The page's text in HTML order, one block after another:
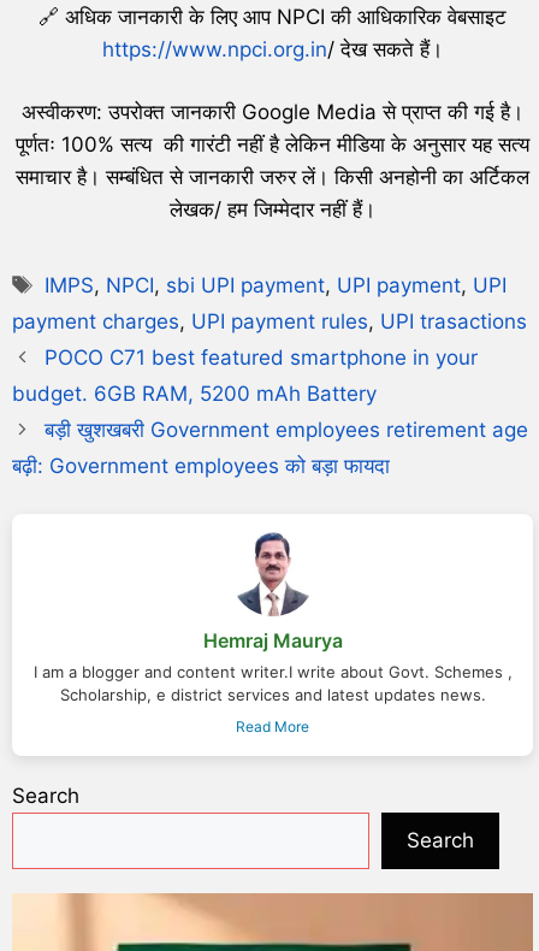
🔗 अधिक जानकारी के लिए आप NPCI की आधिकारिक वेबसाइट
https://www.npci.org.in/ देख सकते हैं।
अस्वीकरण: उपरोक्त जानकारी Google Media से प्राप्त की गई है।
पूर्णतः 100% सत्य की गारंटी नहीं है लेकिन मीडिया के अनुसार यह सत्य
समाचार है। सम्बंधित से जानकारी जरुर लें। किसी अनहोनी का अर्टिकल
लेखक/ हम जिम्मेदार नहीं हैं।
IMPS, NPCI, sbi UPI payment, UPI payment, UPI
payment charges, UPI payment rules, UPI trasactions
POCO C71 best featured smartphone in your
budget. 6GB RAM, 5200 mAh Battery
बड़ी खुशखबरी Government employees retirement age
बढ़ी: Government employees को बड़ा फायदा
Hemraj Maurya
I am a blogger and content writer.I write about Govt. Schemes ,
Scholarship, e district services and latest updates news.
Read More
Search
Search